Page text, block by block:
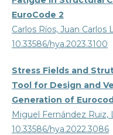
EuroCode 2
Carlos Ríos, Juan
10.33586/hya.2023.3100
Stress Fields and
Tool for Design and
Generation of
Miguel Fernández
10.33586/hya.2022.3086